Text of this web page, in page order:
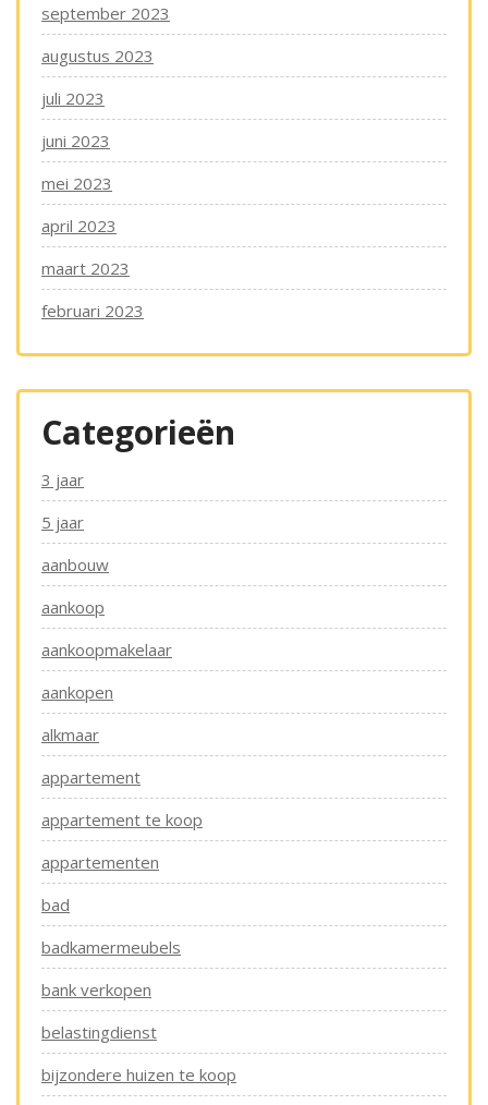
september 2023
augustus 2023
juli 2023
juni 2023
mei 2023
april 2023
maart 2023
februari 2023
Categorieën
3 jaar
5 jaar
aanbouw
aankoop
aankoopmakelaar
aankopen
alkmaar
appartement
appartement te koop
appartementen
bad
badkamermeubels
bank verkopen
belastingdienst
bijzondere huizen te koop